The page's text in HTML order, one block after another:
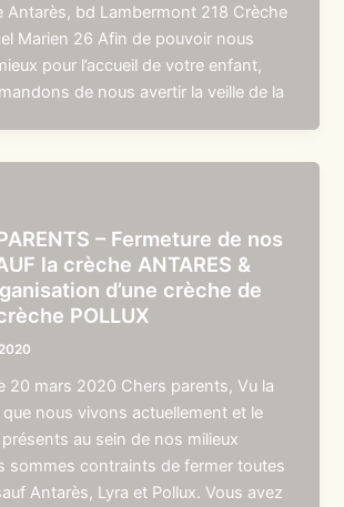
Antarès, bd Lambermont 218 Crèche
Marien 26 Afin de pouvoir nous
pour l’accueil de votre enfant,
de nous avertir la veille de la
– Fermeture de nos
la crèche ANTARES &
d’une crèche de
POLLUX
20 mars 2020 Chers parents, Vu la
nous vivons actuellement et le
présents au sein de nos milieux
sommes contraints de fermer toutes
Antarès, Lyra et Pollux. Vous avez